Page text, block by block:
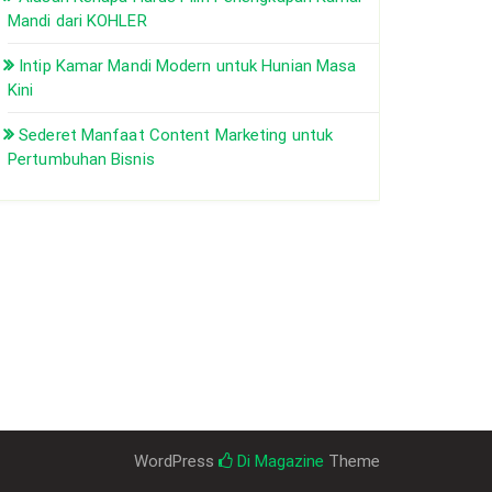
Mandi dari KOHLER
Intip Kamar Mandi Modern untuk Hunian Masa
Kini
Sederet Manfaat Content Marketing untuk
Pertumbuhan Bisnis
WordPress Di Magazine Theme